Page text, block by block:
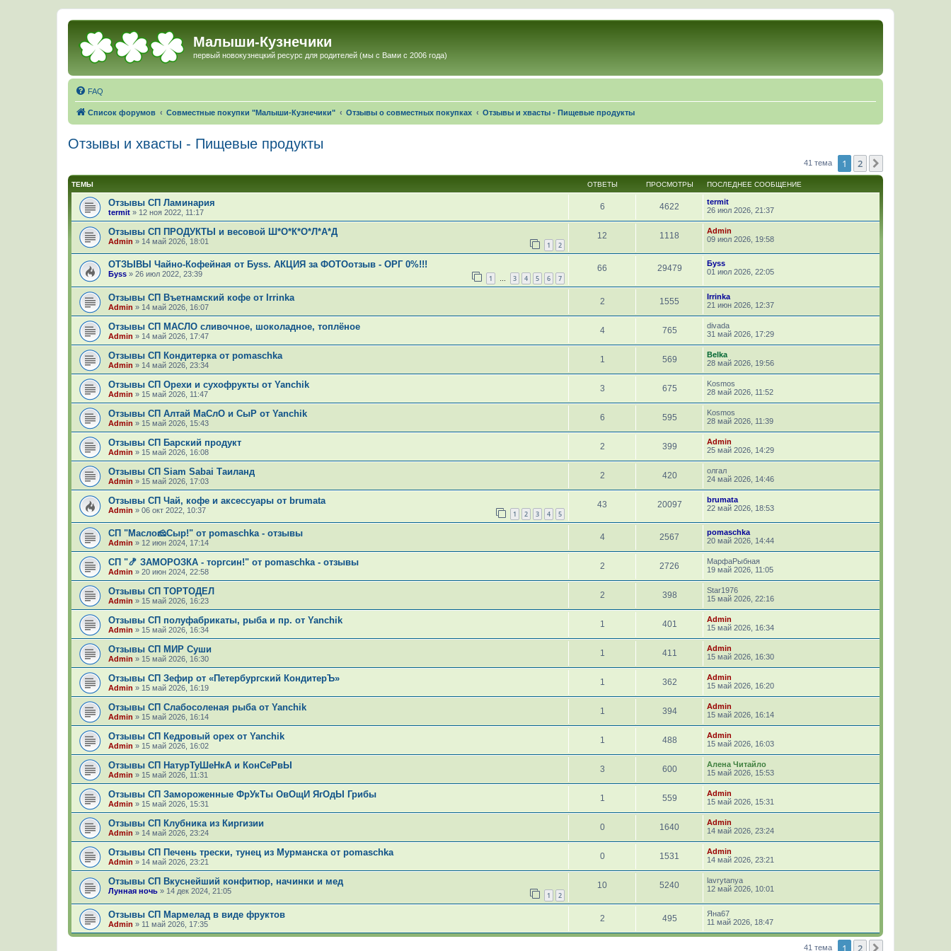
Малыши-Кузнечики
первый новокузнецкий ресурс для родителей (мы с Вами с 2006 года)
FAQ
Список форумов Совместные покупки "Малыши-Кузнечики" Отзывы о совместных покупках Отзывы и хвасты - Пищевые продукты
Отзывы и хвасты - Пищевые продукты
41 тема 1 2
ТЕМЫ ОТВЕТЫ ПРОСМОТРЫ ПОСЛЕДНЕЕ СООБЩЕНИЕ
Отзывы СП Ламинария
termit » 12 ноя 2022, 11:17
6 4622
termit
26 июл 2026, 21:37
Отзывы СП ПРОДУКТЫ и весовой Ш*О*К*О*Л*А*Д
Admin » 14 май 2026, 18:01 1 2
12 1118
Admin
09 июл 2026, 19:58
ОТЗЫВЫ Чайно-Кофейная от Буss. АКЦИЯ за ФОТОотзыв - ОРГ 0%!!!
Буss » 26 июл 2022, 23:39 1 … 3 4 5 6 7
66 29479
Буss
01 июл 2026, 22:05
Отзывы СП Въетнамский кофе от Irrinka
Admin » 14 май 2026, 16:07
2 1555
Irrinka
21 июн 2026, 12:37
Отзывы СП МАСЛО сливочное, шоколадное, топлёное
Admin » 14 май 2026, 17:47
4 765
divada
31 май 2026, 17:29
Отзывы СП Кондитерка от pomaschka
Admin » 14 май 2026, 23:34
1 569
Belka
28 май 2026, 19:56
Отзывы СП Орехи и сухофрукты от Yanchik
Admin » 15 май 2026, 11:47
3 675
Kosmos
28 май 2026, 11:52
Отзывы СП Алтай МаСлО и СыР от Yanchik
Admin » 15 май 2026, 15:43
6 595
Kosmos
28 май 2026, 11:39
Отзывы СП Барский продукт
Admin » 15 май 2026, 16:08
2 399
Admin
25 май 2026, 14:29
Отзывы СП Siam Sabai Таиланд
Admin » 15 май 2026, 17:03
2 420
олгал
24 май 2026, 14:46
Отзывы СП Чай, кофе и аксессуары от brumata
Admin » 06 окт 2022, 10:37 1 2 3 4 5
43 20097
brumata
22 май 2026, 18:53
СП "Масло🧀Сыр!" от pomaschka - отзывы
Admin » 12 июн 2024, 17:14
4 2567
pomaschka
20 май 2026, 14:44
СП "🍤 ЗАМОРОЗКА - торгсин!" от pomaschka - отзывы
Admin » 20 июн 2024, 22:58
2 2726
МарфаРыбная
19 май 2026, 11:05
Отзывы СП ТОРТОДЕЛ
Admin » 15 май 2026, 16:23
2 398
Star1976
15 май 2026, 22:16
Отзывы СП полуфабрикаты, рыба и пр. от Yanchik
Admin » 15 май 2026, 16:34
1 401
Admin
15 май 2026, 16:34
Отзывы СП МИР Суши
Admin » 15 май 2026, 16:30
1 411
Admin
15 май 2026, 16:30
Отзывы СП Зефир от «Петербургский КондитерЪ»
Admin » 15 май 2026, 16:19
1 362
Admin
15 май 2026, 16:20
Отзывы СП Слабосоленая рыба от Yanchik
Admin » 15 май 2026, 16:14
1 394
Admin
15 май 2026, 16:14
Отзывы СП Кедровый орех от Yanchik
Admin » 15 май 2026, 16:02
1 488
Admin
15 май 2026, 16:03
Отзывы СП НатурТуШеНкА и КонСеРвЫ
Admin » 15 май 2026, 11:31
3 600
Алена Читайло
15 май 2026, 15:53
Отзывы СП Замороженные ФрУкТы ОвОщИ ЯгОдЫ Грибы
Admin » 15 май 2026, 15:31
1 559
Admin
15 май 2026, 15:31
Отзывы СП Клубника из Киргизии
Admin » 14 май 2026, 23:24
0 1640
Admin
14 май 2026, 23:24
Отзывы СП Печень трески, тунец из Мурманска от pomaschka
Admin » 14 май 2026, 23:21
0 1531
Admin
14 май 2026, 23:21
Отзывы СП Вкуснейший конфитюр, начинки и мед
Лунная ночь » 14 дек 2024, 21:05 1 2
10 5240
lavrytanya
12 май 2026, 10:01
Отзывы СП Мармелад в виде фруктов
Admin » 11 май 2026, 17:35
2 495
Яна67
11 май 2026, 18:47
41 тема 1 2